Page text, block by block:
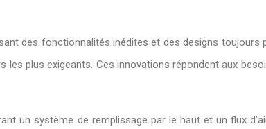
des fonctionnalités inédites et des designs
plus exigeants. Ces innovations répondent aux
un système de remplissage par le haut et un flux